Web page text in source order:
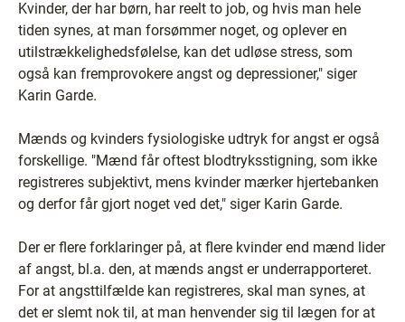
Kvinder, der har børn, har reelt to job, og hvis man hele
tiden synes, at man forsømmer noget, og oplever en
utilstrækkelighedsfølelse, kan det udløse stress, som
også kan fremprovokere angst og depressioner," siger
Karin Garde.
Mænds og kvinders fysiologiske udtryk for angst er også
forskellige. "Mænd får oftest blodtryksstigning, som ikke
registreres subjektivt, mens kvinder mærker hjertebanken
og derfor får gjort noget ved det," siger Karin Garde.
Der er flere forklaringer på, at flere kvinder end mænd lider
af angst, bl.a. den, at mænds angst er underrapporteret.
For at angsttilfælde kan registreres, skal man synes, at
det er slemt nok til, at man henvender sig til lægen for at